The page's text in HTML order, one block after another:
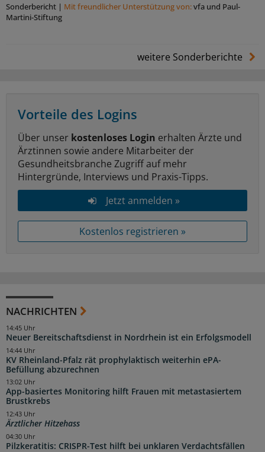
Sonderbericht | Mit freundlicher Unterstützung von:vfa und Paul-
Martini-Stiftung
weitere Sonderberichte
Vorteile des Logins
Über unser kostenloses Login erhalten Ärzte und
Ärztinnen sowie andere Mitarbeiter der
Gesundheitsbranche Zugriff auf mehr
Hintergründe, Interviews und Praxis-Tipps.
Jetzt anmelden »
Kostenlos registrieren »
NACHRICHTEN
Neuer Bereitschaftsdienst in Nordrhein ist ein Erfolgsmodell
14:45 Uhr
KV Rheinland-Pfalz rät prophylaktisch weiterhin ePA-
Befüllung abzurechnen
14:44 Uhr
App-basiertes Monitoring hilft Frauen mit metastasiertem
Brustkrebs
13:02 Uhr
Ärztlicher Hitzehass
12:43 Uhr
Pilzkeratitis: CRISPR-Test hilft bei unklaren Verdachtsfällen
04:30 Uhr